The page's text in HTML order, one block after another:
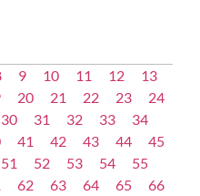
9 10 11 12
13
20 21 22 23
24
30 31 32 33
34
41 42 43 44
45
51 52 53 54
55
62 63 64 65
66